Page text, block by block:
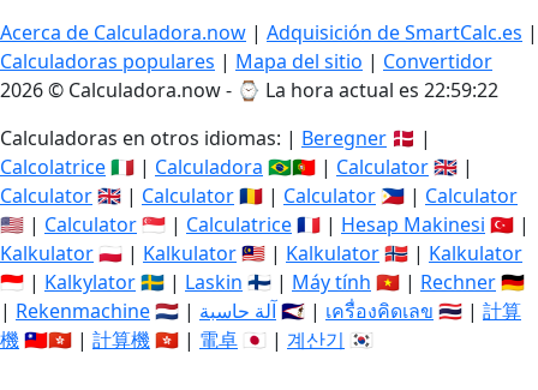
Acerca de Calculadora.now | Adquisición de SmartCalc.es |
Calculadoras populares | Mapa del sitio | Convertidor
2026 © Calculadora.now - ⌚ La hora actual es 22:59:23
Calculadoras en otros idiomas: | Beregner 🇩🇰 |
Calcolatrice🇮🇹 | Calculadora 🇧🇷🇵🇹 | Calculator🇬🇧 |
Calculator🇬🇧 | Calculator🇷🇴 | Calculator 🇵🇭 | Calculator
🇺🇸 | Calculator🇸🇬 | Calculatrice🇫🇷 | Hesap Makinesi 🇹🇷 |
Kalkulator🇵🇱 | Kalkulator🇲🇾 | Kalkulator🇳🇴 | Kalkulator
🇮🇩 | Kalkylator🇸🇪 | Laskin 🇫🇮 | Máy tính 🇻🇳 | Rechner🇩🇪
| Rekenmachine🇳🇱 | آلة حاسبة🇸🇦 | เครื่องคิดเลข 🇹🇭 | 計算
機🇹🇼🇭🇰 | 計算機🇭🇰 | 電卓 🇯🇵 | 계산기 🇰🇷